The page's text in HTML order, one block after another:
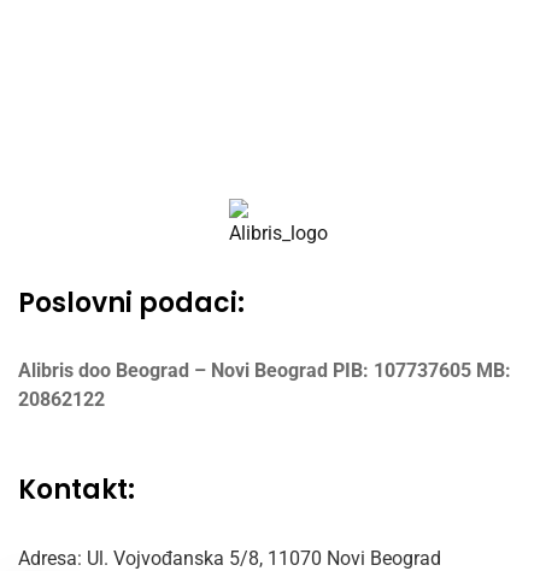
Poslovni podaci:
Alibris doo Beograd – Novi Beograd PIB: 107737605 MB:
20862122
Kontakt:
Adresa: Ul. Vojvođanska 5/8, 11070 Novi Beograd